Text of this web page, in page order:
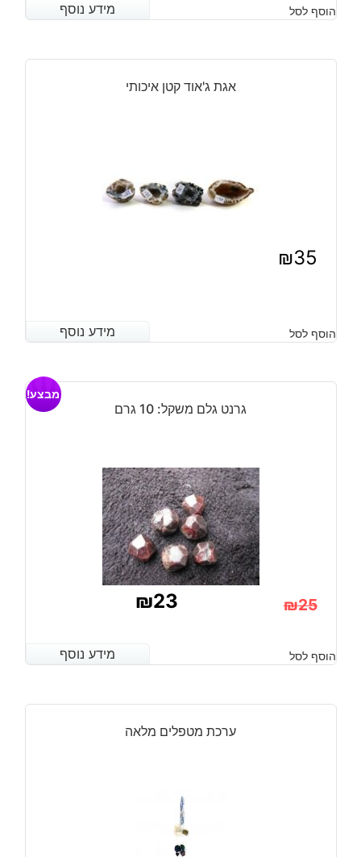
מידע נוסף הוסף לסל מידע נוסף
אגת ג'אוד קטן איכותי
₪35
מידע נוסף הוסף לסל מידע נוסף
גרנט גלם משקל: 10 גרם
מבצע!
₪25
המקורי
₪23
הנוכחי
מידע נוסף הוסף לסל מידע נוסף
ערכת מטפלים מלאה